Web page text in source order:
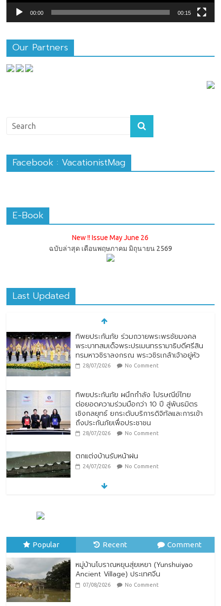
00:00 00:15
Our Partners
Facebook : VacationistMag
E-Book
New !! Issue May June 26
ฉบับล่าสุด เดือนพฤษภาคม มิถุนายน 2569
Last Updated
ทิพยประกันภัย ผนึกกำลัง ไปรษณีย์ไทย
ต่อยอดความร่วมมือกว่า 10 ปี สู่พันธมิตร
เชิงกลยุทธ์ ยกระดับบริการดิจิทัลและการเข้า
ถึงประกันภัยเพื่อประชาชน
ตกแต่งบ้านรับหน้าฝน
24/07/2026 No Comment
หมู่บ้านโบราณหยุนสุ่ยเหยา (Yunshuiyao
Ancient Village) ประเทศจีน
28/07/2026 No Comment
Popular Recent Comment
หมู่บ้านโบราณหยุนสุ่ยเหยา (Yunshuiyao
Ancient Village) ประเทศจีน
07/08/2026 No Comment